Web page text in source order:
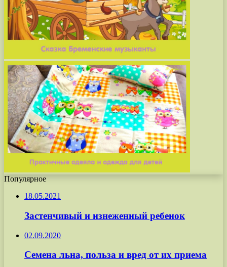
Популярное
18.05.2021
Застенчивый и изнеженный ребенок
02.09.2020
Семена льна, польза и вред от их приема